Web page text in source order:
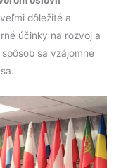
dôležité a
účinky na rozvoj a
sa vzájomne